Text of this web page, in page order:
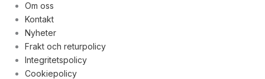
Om oss
Kontakt
Nyheter
Frakt och returpolicy
Integritetspolicy
Cookiepolicy